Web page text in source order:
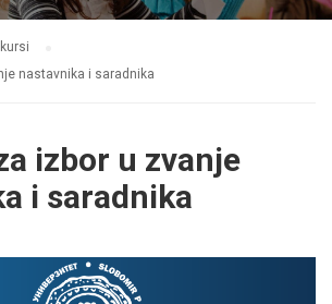
nastavnika i saradnika
izbor u zvanje
i saradnika